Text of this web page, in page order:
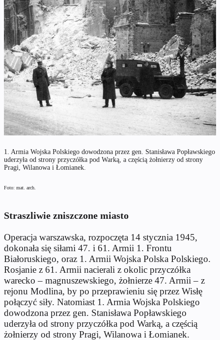
1. Armia Wojska Polskiego dowodzona przez gen. Stanisława Popławskiego
uderzyła od strony przyczółka pod Warką, a częścią żołnierzy od strony
Pragi, Wilanowa i Łomianek.
Foto: mat. arch.
Straszliwie zniszczone miasto
Operacja warszawska, rozpoczęta 14 stycznia 1945,
dokonała się siłami 47. i 61. Armii 1. Frontu
Białoruskiego, oraz 1. Armii Wojska Polska Polskiego.
Rosjanie z 61. Armii nacierali z okolic przyczółka
warecko – magnuszewskiego, żołnierze 47. Armii – z
rejonu Modlina, by po przeprawieniu się przez Wisłę
połączyć siły. Natomiast 1. Armia Wojska Polskiego
dowodzona przez gen. Stanisława Popławskiego
uderzyła od strony przyczółka pod Warką, a częścią
żołnierzy od strony Pragi, Wilanowa i Łomianek.